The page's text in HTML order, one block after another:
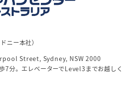
ドニー本社）
Street, Sydney, NSW 2000
7分。エレベーターでLevel3までお越しく